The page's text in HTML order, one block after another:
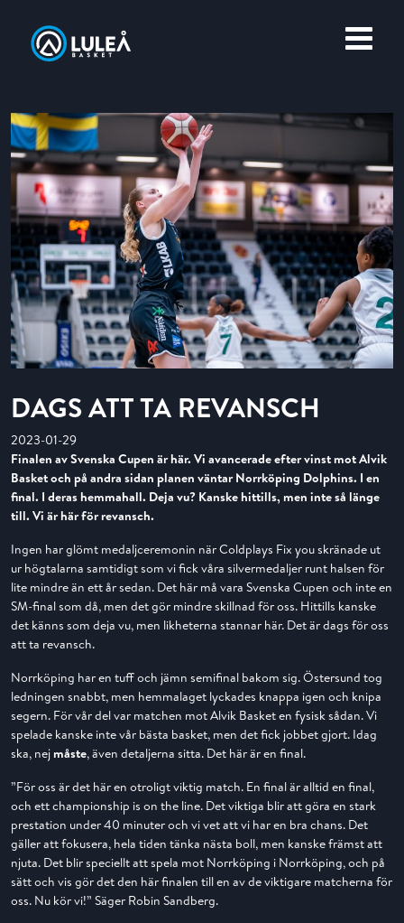
MERCH
DAGS ATT TA REVANSCH
2023-01-29
Finalen av Svenska Cupen är här. Vi avancerade efter vinst mot Alvik
Basket och på andra sidan planen väntar Norrköping Dolphins. I en
final. I deras hemmahall. Deja vu? Kanske hittills, men inte så länge
till. Vi är här för revansch.
Ingen har glömt medaljceremonin när Coldplays Fix you skränade ut
ur högtalarna samtidigt som vi fick våra silvermedaljer runt halsen för
lite mindre än ett år sedan. Det här må vara Svenska Cupen och inte en
SM-final som då, men det gör mindre skillnad för oss. Hittills kanske
det känns som deja vu, men likheterna stannar här. Det är dags för oss
att ta revansch.
Norrköping har en tuff och jämn semifinal bakom sig. Östersund tog
ledningen snabbt, men hemmalaget lyckades knappa igen och knipa
segern. För vår del var matchen mot Alvik Basket en fysisk sådan. Vi
spelade kanske inte vår bästa basket, men det fick jobbet gjort. Idag
ska, nejmåste, även detaljerna sitta. Det här är en final.
”För oss är det här en otroligt viktig match. En final är alltid en final,
och ett championship is on the line. Det viktiga blir att göra en stark
prestation under 40 minuter och vi vet att vi har en bra chans. Det
gäller att fokusera, hela tiden tänka nästa boll, men kanske främst att
njuta. Det blir speciellt att spela mot Norrköping i Norrköping, och på
sätt och vis gör det den här finalen till en av de viktigare matcherna för
oss. Nu kör vi!” Säger Robin Sandberg.